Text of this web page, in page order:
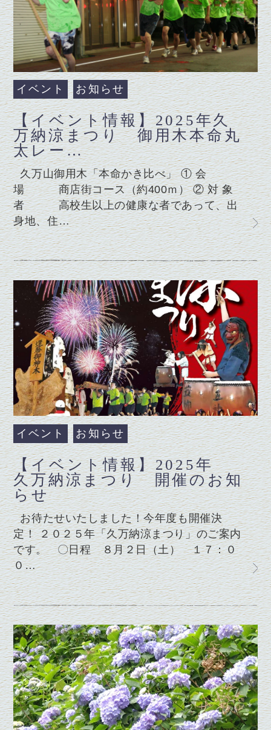
イベント お知らせ
【イベント情報】2025年久
万納涼まつり 御用木本命丸
太レー…
久万山御用木「本命かき比べ」 ① 会
場 商店街コース（約400ｍ） ② 対 象
者 高校生以上の健康な者であって、出
身地、住…
イベント お知らせ
【イベント情報】2025年
久万納涼まつり 開催のお知
らせ
お待たせいたしました！今年度も開催決
定！ ２０２５年「久万納涼まつり」のご案内
です。 〇日程 ８月２日（土） １７：０
０…